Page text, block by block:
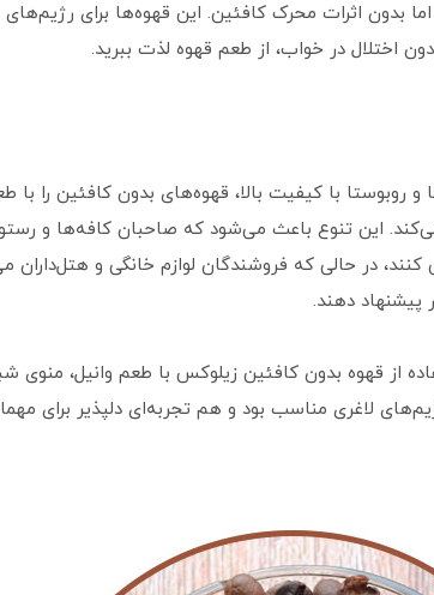
بدون اثرات محرک کافئین. این قهوه‌ها برای رژیم‌های
اختلال در خواب، از طعم قهوه لذت ببرید.
و روبوستا با کیفیت بالا، قهوه‌های بدون کافئین را
می‌کند. این تنوع باعث می‌شود که صاحبان کافه‌ها و
در حالی که فروشندگان لوازم خانگی و هتل‌داران
دهند.
از قهوه بدون کافئین زیلوکس با طعم وانیل، منوی
لاغری مناسب بود و هم تجربه‌ای دلپذیر برای